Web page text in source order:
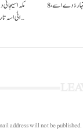
مکہ
اٹی اسہ تاریخی ءُ مزل نا نشان…
8 اگست بلوچستان نا تاریخ نا اسہ تہار ءُ دے اسے،
address will not be published.